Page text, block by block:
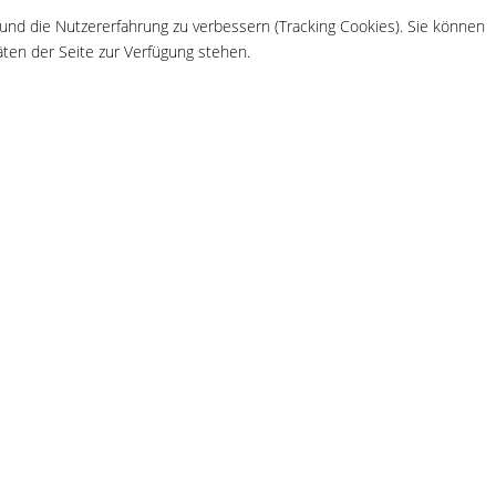
die Nutzererfahrung zu verbessern (Tracking Cookies). Sie können
der Seite zur Verfügung stehen.